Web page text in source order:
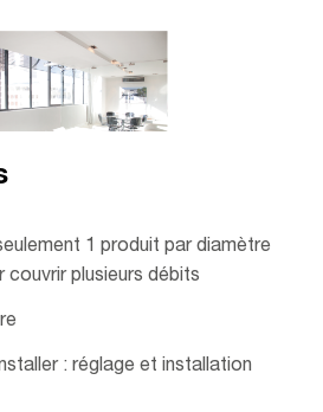
1 produit par diamètre
couvrir plusieurs débits
: réglage et installation